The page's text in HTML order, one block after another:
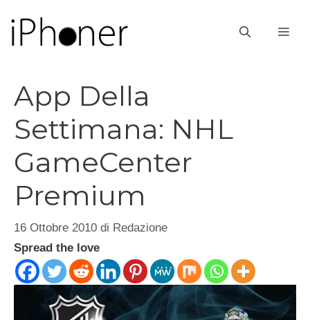
contenuto
App Della
Settimana: NHL
GameCenter
Premium
16 Ottobre 2010 di Redazione
Spread the love